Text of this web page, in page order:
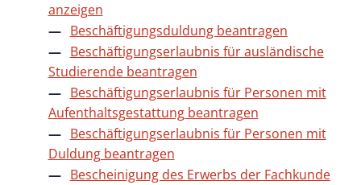
anzeigen
Beschäftigungsduldung beantragen
Beschäftigungserlaubnis für ausländische
Studierende beantragen
Beschäftigungserlaubnis für Personen mit
Aufenthaltsgestattung beantragen
Beschäftigungserlaubnis für Personen mit
Duldung beantragen
Bescheinigung des Erwerbs der Fachkunde